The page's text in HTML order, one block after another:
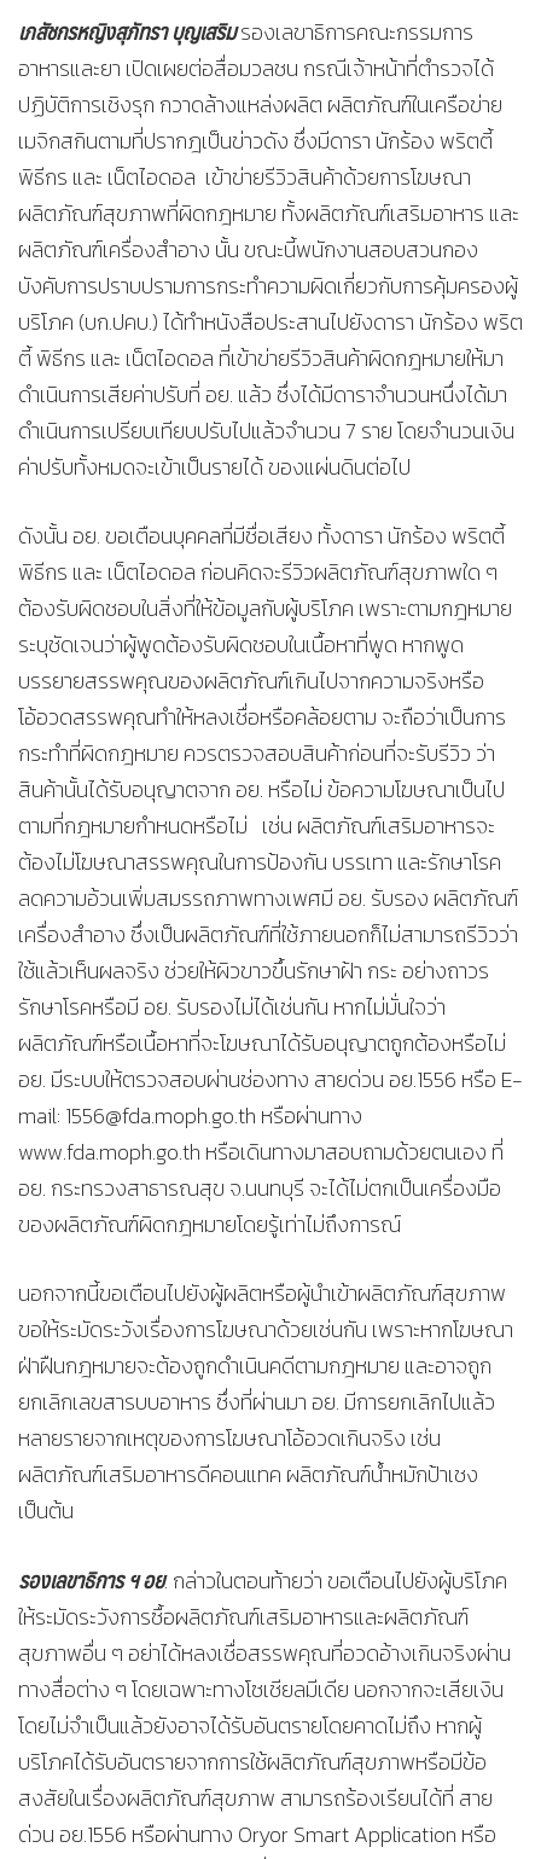
เภสัชกรหญิงสุภัทรา บุญเสริมรองเลขาธิการคณะกรรมการ
อาหารและยา เปิดเผยต่อสื่อมวลชน กรณีเจ้าหน้าที่ตำรวจได้
ปฏิบัติการเชิงรุก กวาดล้างแหล่งผลิต ผลิตภัณฑ์ในเครือข่าย
เมจิกสกินตามที่ปรากฎเป็นข่าวดัง ซึ่งมีดารา นักร้อง พริตตี้
พิธีกร และ เน็ตไอดอล เข้าข่ายรีวิวสินค้าด้วยการโฆษณา
ผลิตภัณฑ์สุขภาพที่ผิดกฎหมาย ทั้งผลิตภัณฑ์เสริมอาหาร และ
ผลิตภัณฑ์เครื่องสำอาง นั้น ขณะนี้พนักงานสอบสวนกอง
บังคับการปราบปรามการกระทำความผิดเกี่ยวกับการคุ้มครองผู้
บริโภค (บก.ปคบ.) ได้ทำหนังสือประสานไปยังดารา นักร้อง พริต
ตี้ พิธีกร และ เน็ตไอดอล ที่เข้าข่ายรีวิวสินค้าผิดกฎหมายให้มา
ดำเนินการเสียค่าปรับที่ อย. แล้ว ซึ่งได้มีดาราจำนวนหนึ่งได้มา
ดำเนินการเปรียบเทียบปรับไปแล้วจำนวน 7 ราย โดยจำนวนเงิน
ค่าปรับทั้งหมดจะเข้าเป็นรายได้ ของแผ่นดินต่อไป
ดังนั้น อย. ขอเตือนบุคคลที่มีชื่อเสียง ทั้งดารา นักร้อง พริตตี้
พิธีกร และ เน็ตไอดอล ก่อนคิดจะรีวิวผลิตภัณฑ์สุขภาพใด ๆ
ต้องรับผิดชอบในสิ่งที่ให้ข้อมูลกับผู้บริโภค เพราะตามกฎหมาย
ระบุชัดเจนว่าผู้พูดต้องรับผิดชอบในเนื้อหาที่พูด หากพูด
บรรยายสรรพคุณของผลิตภัณฑ์เกินไปจากความจริงหรือ
โอ้อวดสรรพคุณทำให้หลงเชื่อหรือคล้อยตาม จะถือว่าเป็นการ
กระทำที่ผิดกฎหมาย ควรตรวจสอบสินค้าก่อนที่จะรับรีวิว ว่า
สินค้านั้นได้รับอนุญาตจาก อย. หรือไม่ ข้อความโฆษณาเป็นไป
ตามที่กฎหมายกำหนดหรือไม่ เช่น ผลิตภัณฑ์เสริมอาหารจะ
ต้องไม่โฆษณาสรรพคุณในการป้องกัน บรรเทา และรักษาโรค
ลดความอ้วนเพิ่มสมรรถภาพทางเพศมี อย. รับรอง ผลิตภัณฑ์
เครื่องสำอาง ซึ่งเป็นผลิตภัณฑ์ที่ใช้ภายนอกก็ไม่สามารถรีวิวว่า
ใช้แล้วเห็นผลจริง ช่วยให้ผิวขาวขึ้นรักษาฝ้า กระ อย่างถาวร
รักษาโรคหรือมี อย. รับรองไม่ได้เช่นกัน หากไม่มั่นใจว่า
ผลิตภัณฑ์หรือเนื้อหาที่จะโฆษณาได้รับอนุญาตถูกต้องหรือไม่
อย. มีระบบให้ตรวจสอบผ่านช่องทาง สายด่วน อย.1556 หรือ E-
mail: 1556@fda.moph.go.th หรือผ่านทาง
www.fda.moph.go.th หรือเดินทางมาสอบถามด้วยตนเอง ที่
อย. กระทรวงสาธารณสุข จ.นนทบุรี จะได้ไม่ตกเป็นเครื่องมือ
ของผลิตภัณฑ์ผิดกฎหมายโดยรู้เท่าไม่ถึงการณ์
นอกจากนี้ขอเตือนไปยังผู้ผลิตหรือผู้นำเข้าผลิตภัณฑ์สุขภาพ
ขอให้ระมัดระวังเรื่องการโฆษณาด้วยเช่นกัน เพราะหากโฆษณา
ฝ่าฝืนกฎหมายจะต้องถูกดำเนินคดีตามกฎหมาย และอาจถูก
ยกเลิกเลขสารบบอาหาร ซึ่งที่ผ่านมา อย. มีการยกเลิกไปแล้ว
หลายรายจากเหตุของการโฆษณาโอ้อวดเกินจริง เช่น
ผลิตภัณฑ์เสริมอาหารดีคอนแทค ผลิตภัณฑ์น้ำหมักป้าเชง
เป็นต้น
รองเลขาธิการ ฯ อย. กล่าวในตอนท้ายว่า ขอเตือนไปยังผู้บริโภค
ให้ระมัดระวังการซื้อผลิตภัณฑ์เสริมอาหารและผลิตภัณฑ์
สุขภาพอื่น ๆ อย่าได้หลงเชื่อสรรพคุณที่อวดอ้างเกินจริงผ่าน
ทางสื่อต่าง ๆ โดยเฉพาะทางโซเชียลมีเดีย นอกจากจะเสียเงิน
โดยไม่จำเป็นแล้วยังอาจได้รับอันตรายโดยคาดไม่ถึง หากผู้
บริโภคได้รับอันตรายจากการใช้ผลิตภัณฑ์สุขภาพหรือมีข้อ
สงสัยในเรื่องผลิตภัณฑ์สุขภาพ สามารถร้องเรียนได้ที่ สาย
ด่วน อย.1556 หรือผ่านทาง Oryor Smart Application หรือ